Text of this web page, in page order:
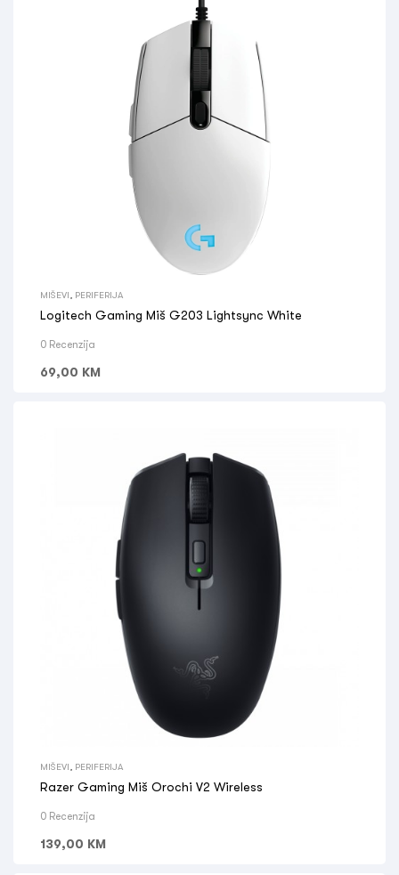
MIŠEVI PERIFERIJA
Logitech Gaming Miš G203 Lightsync White
0 Recenzija
69,00 KM
MIŠEVI PERIFERIJA
Razer Gaming Miš Orochi V2 Wireless
0 Recenzija
139,00 KM